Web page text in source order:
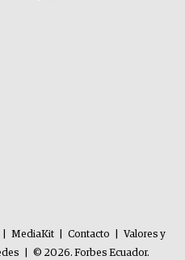
MediaKit Contacto
Valores y
© 2026. Forbes Ecuador.